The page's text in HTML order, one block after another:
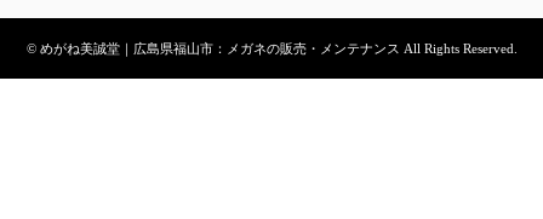
© めがね美誠堂｜広島県福山市：メガネの販売・メンテナンス All Rights Reserved.